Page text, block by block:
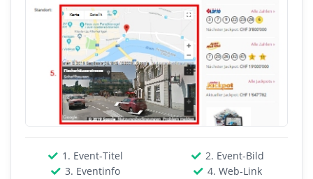
1. Event-Titel
2. Event-Bild
3. Eventinfo
4. Web-Link